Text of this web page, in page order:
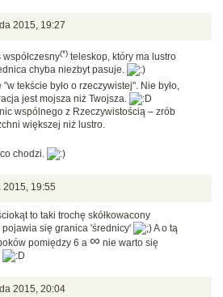
2015, 19:27
współczesny(*) teleskop, który ma lustro
chyba niezbyt pasuje.
"w tekście było o rzeczywistej". Nie było,
jest mojsza niż Twojsza.
wspólnego z Rzeczywistością – zrób
większej niż lustro.
chodzi.
19:55
to taki trochę skółkowacony
pojawia się granica 'średnicy'
A o tą
pomiędzy 6 a ∞ nie warto się
2015, 20:04